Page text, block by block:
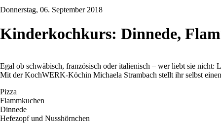
Donnerstag, 06. September 2018
Kinderkochkurs: Dinnede,
Egal ob schwäbisch, französisch oder italienisch – wer liebt sie nicht:
Mit der KochWERK-Köchin Michaela Strambach stellt ihr selbst
Pizza
Flammkuchen
Dinnede
Hefezopf und Nusshörnchen